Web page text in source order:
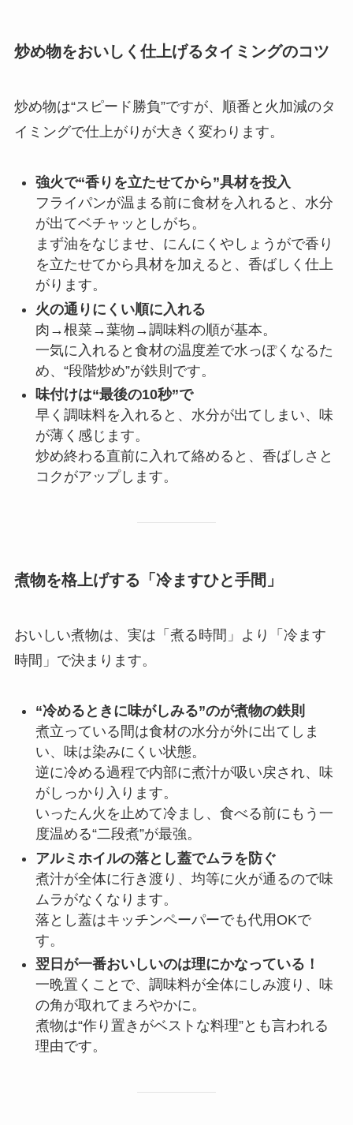
炒め物をおいしく仕上げるタイミングのコツ
炒め物は“スピード勝負”ですが、順番と火加減のタ
イミングで仕上がりが大きく変わります。
強火で“香りを立たせてから”具材を投入
フライパンが温まる前に食材を入れると、水分
が出てベチャッとしがち。
まず油をなじませ、にんにくやしょうがで香り
を立たせてから具材を加えると、香ばしく仕上
がります。
火の通りにくい順に入れる
肉→根菜→葉物→調味料の順が基本。
一気に入れると食材の温度差で水っぽくなるた
め、“段階炒め”が鉄則です。
味付けは“最後の10秒”で
早く調味料を入れると、水分が出てしまい、味
が薄く感じます。
炒め終わる直前に入れて絡めると、香ばしさと
コクがアップします。
煮物を格上げする「冷ますひと手間」
おいしい煮物は、実は「煮る時間」より「冷ます
時間」で決まります。
“冷めるときに味がしみる”のが煮物の鉄則
煮立っている間は食材の水分が外に出てしま
い、味は染みにくい状態。
逆に冷める過程で内部に煮汁が吸い戻され、味
がしっかり入ります。
いったん火を止めて冷まし、食べる前にもう一
度温める“二段煮”が最強。
アルミホイルの落とし蓋でムラを防ぐ
煮汁が全体に行き渡り、均等に火が通るので味
ムラがなくなります。
落とし蓋はキッチンペーパーでも代用OKで
す。
翌日が一番おいしいのは理にかなっている！
一晩置くことで、調味料が全体にしみ渡り、味
の角が取れてまろやかに。
煮物は“作り置きがベストな料理”とも言われる
理由です。